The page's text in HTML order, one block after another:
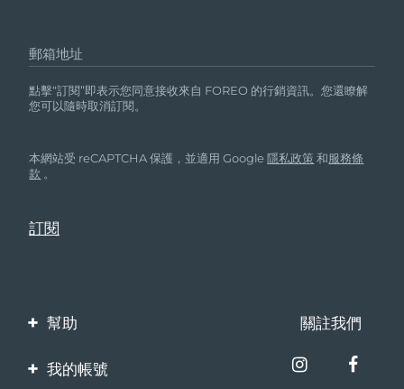
郵箱地址
點擊“訂閱”即表示您同意接收來自 FOREO 的行銷資訊。您還瞭解
您可以隨時取消訂閱。
本網站受 reCAPTCHA 保護，並適用 Google隱私政策 和服務條
款 。
幫助
聯繫我們
關註我們
我的帳號